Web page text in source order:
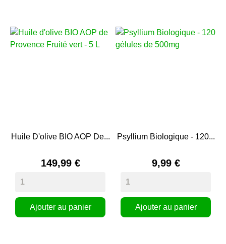
Huile D'olive BIO AOP De...
149,99 €
Ajouter au panier
Psyllium Biologique - 120...
9,99 €
Ajouter au panier